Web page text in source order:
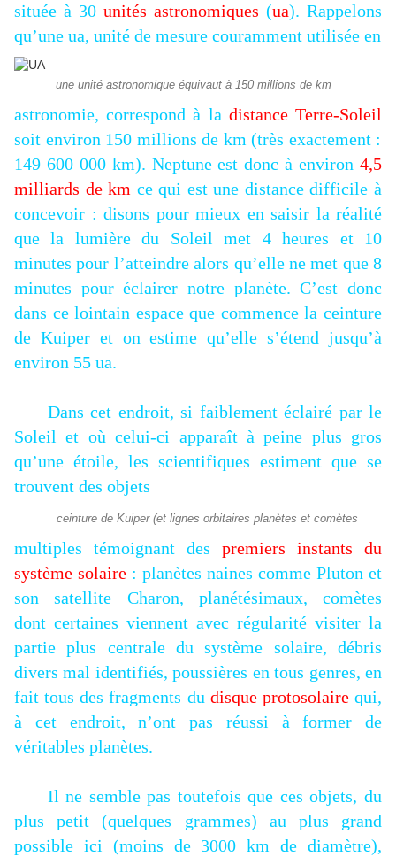
située à 30 unités astronomiques (ua). Rappelons
qu’une ua, unité de mesure couramment utilisée en
une unité astronomique équivaut à 150 millions de km
astronomie, correspond à la distance Terre-Soleil
soit environ 150 millions de km (très exactement :
149 600 000 km). Neptuneest donc à environ4,5
milliards de km ce qui est une distance difficile à
concevoir : disons pour mieux en saisir la réalité
que la lumière du Soleil met 4 heures et 10
minutes pour l’atteindre alors qu’elle ne met que 8
minutes pour éclairer notre planète. C’est donc
dans ce lointain espace que commence la ceinture
de Kuiper et on estime qu’elle s’étend jusqu’à
environ 55 ua.
Dans cet endroit, si faiblement éclairé par le
Soleil et où celui-ci apparaît à peine plus gros
qu’une étoile, les scientifiques estiment que se
trouvent des objets
ceinture de Kuiper (et lignes orbitaires planètes et comètes
multiples témoignant des premiers instants du
système solaire : planètes naines comme Pluton et
son satellite Charon, planétésimaux, comètes
dont certaines viennent avec régularité visiter la
partie plus centrale du système solaire, débris
divers mal identifiés, poussières en tous genres, en
fait tous des fragments du disque protosolairequi,
à cet endroit, n’ont pas réussi à former de
véritables planètes.
Il ne semble pas toutefois que ces objets, du
plus petit (quelques grammes) au plus grand
possible ici (moins de 3000 km de diamètre),